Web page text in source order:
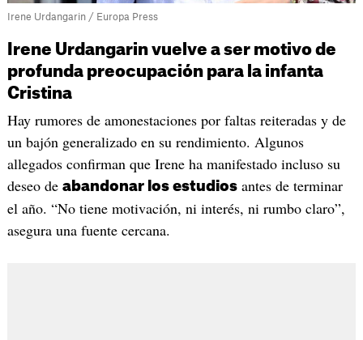
Irene Urdangarin / Europa Press
Irene Urdangarin vuelve a ser motivo de
profunda preocupación para la infanta
Cristina
Hay rumores de amonestaciones por faltas reiteradas y de
un bajón generalizado en su rendimiento. Algunos
allegados confirman que Irene ha manifestado incluso su
deseo de abandonar los estudiosantes de terminar
el año. “No tiene motivación, ni interés, ni rumbo claro”,
asegura una fuente cercana.